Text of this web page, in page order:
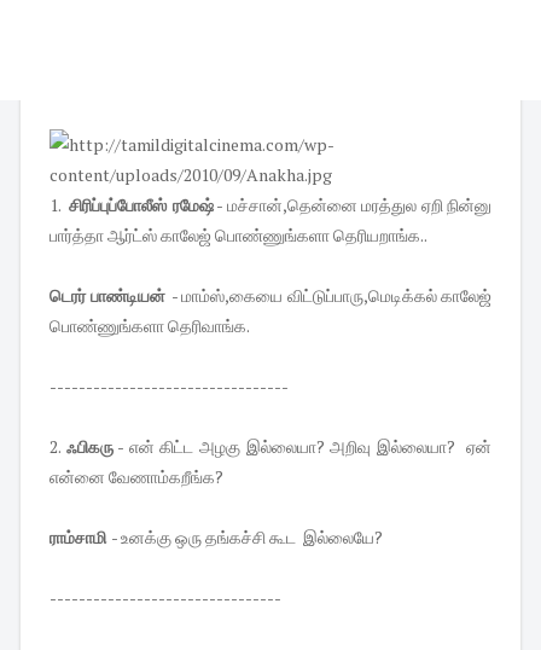
1. சிரிப்புப்போலீஸ் ரமேஷ்- மச்சான்,தென்னை மரத்துல ஏறி நின்னு
பார்த்தா ஆர்ட்ஸ் காலேஜ் பொண்ணுங்களா தெரியறாங்க..
டெரர் பாண்டியன் - மாம்ஸ்,கையை விட்டுப்பாரு,மெடிக்கல் காலேஜ்
பொண்ணுங்களா தெரிவாங்க.
---------------------------------
2. ஃபிகரு- என் கிட்ட அழகு இல்லையா? அறிவு இல்லையா? ஏன்
என்னை வேணாம்கறீங்க?
ராம்சாமி - உனக்கு ஒரு தங்கச்சி கூட இல்லையே?
--------------------------------